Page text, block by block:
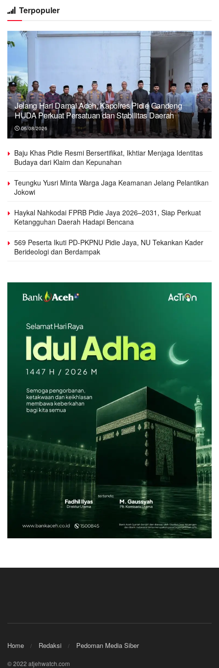
Terpopuler
Jelang Hari Damai Aceh, Kapolres Pidie Gandeng
HUDA Perkuat Persatuan dan Stabilitas Daerah
06/08/2026
Baju Khas Pidie Resmi Bersertifikat, Ikhtiar Menjaga Identitas
Budaya dari Klaim dan Kepunahan
Teungku Yusri Minta Warga Jaga Keamanan Jelang Pelantikan
Jokowi
Haykal Nahkodai FPRB Pidie Jaya 2026–2031, Siap Perkuat
Ketangguhan Daerah Hadapi Bencana
569 Peserta Ikuti PD-PKPNU Pidie Jaya, NU Tekankan Kader
Berideologi dan Berdampak
Home Redaksi Pedoman Media Siber
© 2022 atjehwatch.com